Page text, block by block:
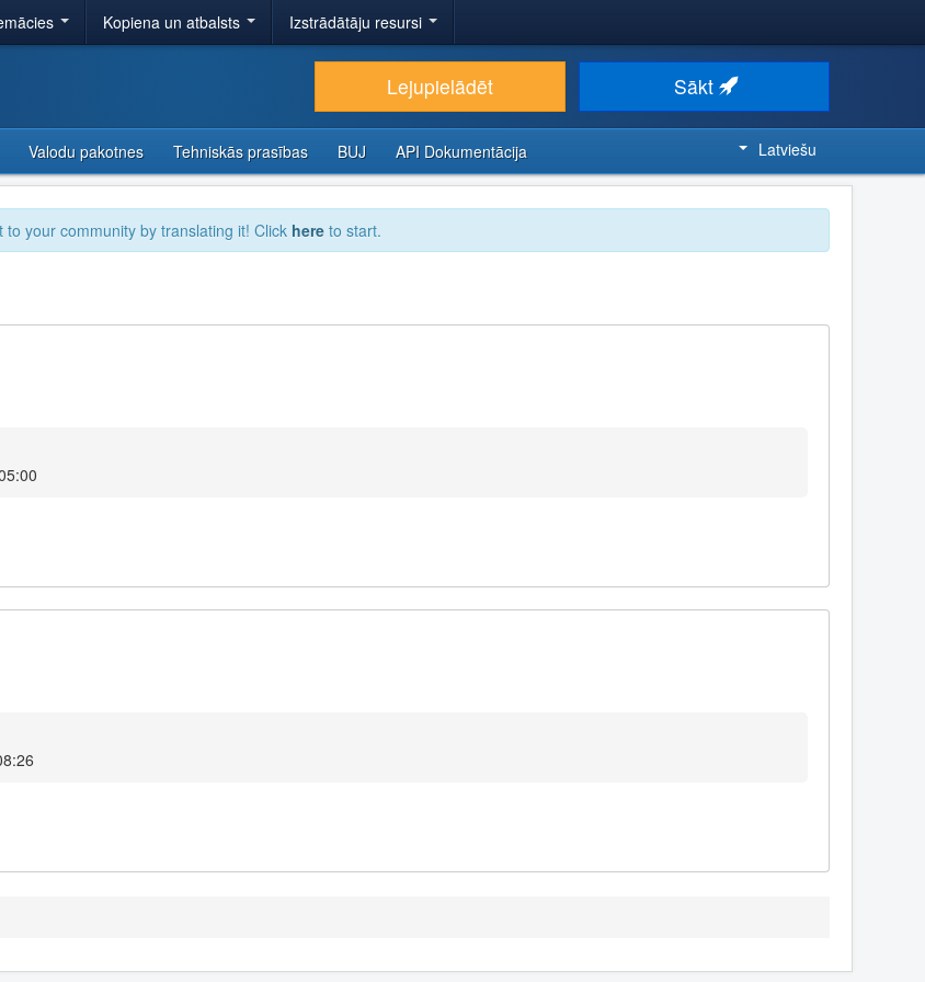
Kopiena un atbalsts Izstrādātāju resursi
Lejupielādēt Sākt
Valodu pakotnes Tehniskās prasības BUJ API Dokumentācija Latviešu
your community by translating it! Click here to start.